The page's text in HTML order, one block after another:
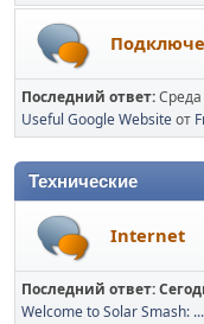
Последний ответ:Среда
Useful Google Websiteот
Технические
Internet
Последний ответ:
Welcome to Solar Smash: ...